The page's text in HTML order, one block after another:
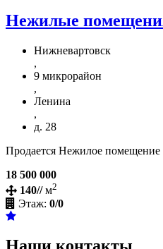
Нежилые
Нижневартовск
,
9 микрорайон
,
Ленина
,
д. 28
Продается Нежилое помещение
18 500 000
140//м2
Этаж: 0/0